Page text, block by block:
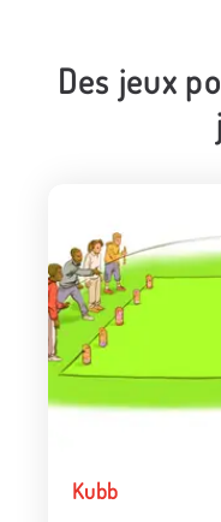
Des jeux
Kubb